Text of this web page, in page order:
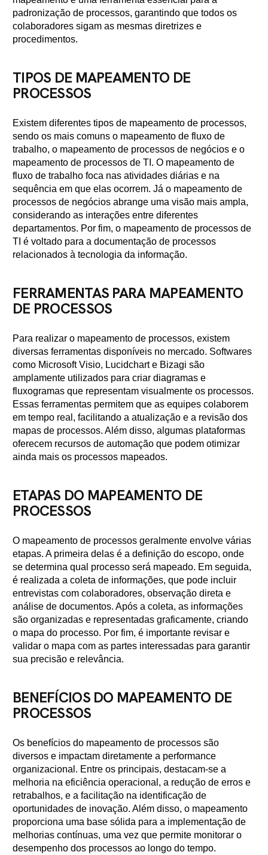
padronização de processos, garantindo que todos os
colaboradores sigam as mesmas diretrizes e
procedimentos.
TIPOS DE MAPEAMENTO DE
PROCESSOS
Existem diferentes tipos de mapeamento de processos,
sendo os mais comuns o mapeamento de fluxo de
trabalho, o mapeamento de processos de negócios e o
mapeamento de processos de TI. O mapeamento de
fluxo de trabalho foca nas atividades diárias e na
sequência em que elas ocorrem. Já o mapeamento de
processos de negócios abrange uma visão mais ampla,
considerando as interações entre diferentes
departamentos. Por fim, o mapeamento de processos de
TI é voltado para a documentação de processos
relacionados à tecnologia da informação.
FERRAMENTAS PARA MAPEAMENTO
DE PROCESSOS
Para realizar o mapeamento de processos, existem
diversas ferramentas disponíveis no mercado. Softwares
como Microsoft Visio, Lucidchart e Bizagi são
amplamente utilizados para criar diagramas e
fluxogramas que representam visualmente os processos.
Essas ferramentas permitem que as equipes colaborem
em tempo real, facilitando a atualização e a revisão dos
mapas de processos. Além disso, algumas plataformas
oferecem recursos de automação que podem otimizar
ainda mais os processos mapeados.
ETAPAS DO MAPEAMENTO DE
PROCESSOS
O mapeamento de processos geralmente envolve várias
etapas. A primeira delas é a definição do escopo, onde
se determina qual processo será mapeado. Em seguida,
é realizada a coleta de informações, que pode incluir
entrevistas com colaboradores, observação direta e
análise de documentos. Após a coleta, as informações
são organizadas e representadas graficamente, criando
o mapa do processo. Por fim, é importante revisar e
validar o mapa com as partes interessadas para garantir
sua precisão e relevância.
BENEFÍCIOS DO MAPEAMENTO DE
PROCESSOS
Os benefícios do mapeamento de processos são
diversos e impactam diretamente a performance
organizacional. Entre os principais, destacam-se a
melhoria na eficiência operacional, a redução de erros e
retrabalhos, e a facilitação na identificação de
oportunidades de inovação. Além disso, o mapeamento
proporciona uma base sólida para a implementação de
melhorias contínuas, uma vez que permite monitorar o
desempenho dos processos ao longo do tempo.